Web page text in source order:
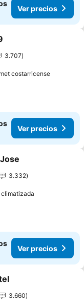
Ver precios
favoritos
3.707
costarricense
Ver precios
favoritos
3.332
Ver precios
favoritos
3.660